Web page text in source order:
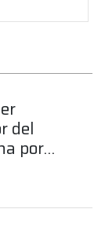
del
por